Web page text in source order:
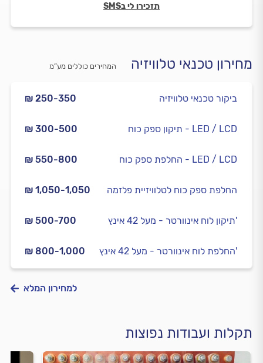
תזכירו לי בSMS
מחירון טכנאי טלוויזיה המחירים כוללים מע”מ
₪ 250-350 ביקור טכנאי טלוויזיה
₪ 300-500 תיקון ספק כוח - LED / LCD
₪ 550-800 החלפת ספק כוח - LED / LCD
₪ 1,050-1,050 החלפת ספק כוח לטלוויזיית פלזמה
₪ 500-700 תיקון לוח אינוורטר - מעל 42 אינץ'
₪ 800-1,000 החלפת לוח אינוורטר - מעל 42 אינץ'
למחירון המלא
תקלות ועבודות נפוצות